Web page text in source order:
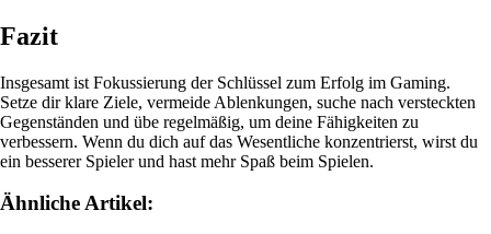
Fazit
Insgesamt ist Fokussierung der Schlüssel zum Erfolg im Gaming.
Setze dir klare Ziele, vermeide Ablenkungen, suche nach versteckten
Gegenständen und übe regelmäßig, um deine Fähigkeiten zu
verbessern. Wenn du dich auf das Wesentliche konzentrierst, wirst du
ein besserer Spieler und hast mehr Spaß beim Spielen.
Ähnliche Artikel: